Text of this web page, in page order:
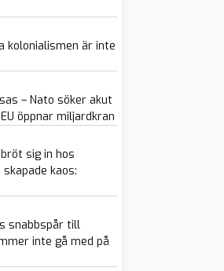
kolonialismen är inte
– Nato söker akut
öppnar miljardkran
sig in hos
kaos:
snabbspår till
inte gå med på